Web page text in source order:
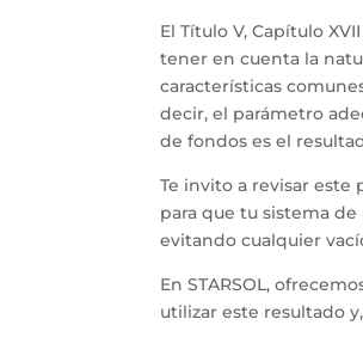
El Título V, Capítulo
tener en cuenta la
características
decir, el parámetro
de fondos es el
Te invito a revisar
para que tu sistema
evitando cualquier
En STARSOL,
utilizar este resultado